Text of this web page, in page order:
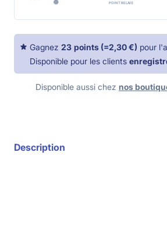
POINT RELAIS
Gagnez 23 points (=2,30 €) pour
Disponible pour les clients
Disponible aussi chez nos
Description